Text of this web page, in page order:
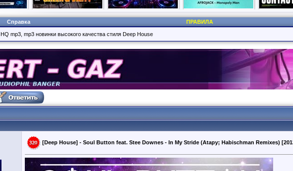
Справка ПРАВИЛА
HQ mp3, mp3 новинки высокого качества стиля Deep House
[Deep House] - Soul Button feat. Stee Downes - In My Stride (Atapy; Habischman Remixes)